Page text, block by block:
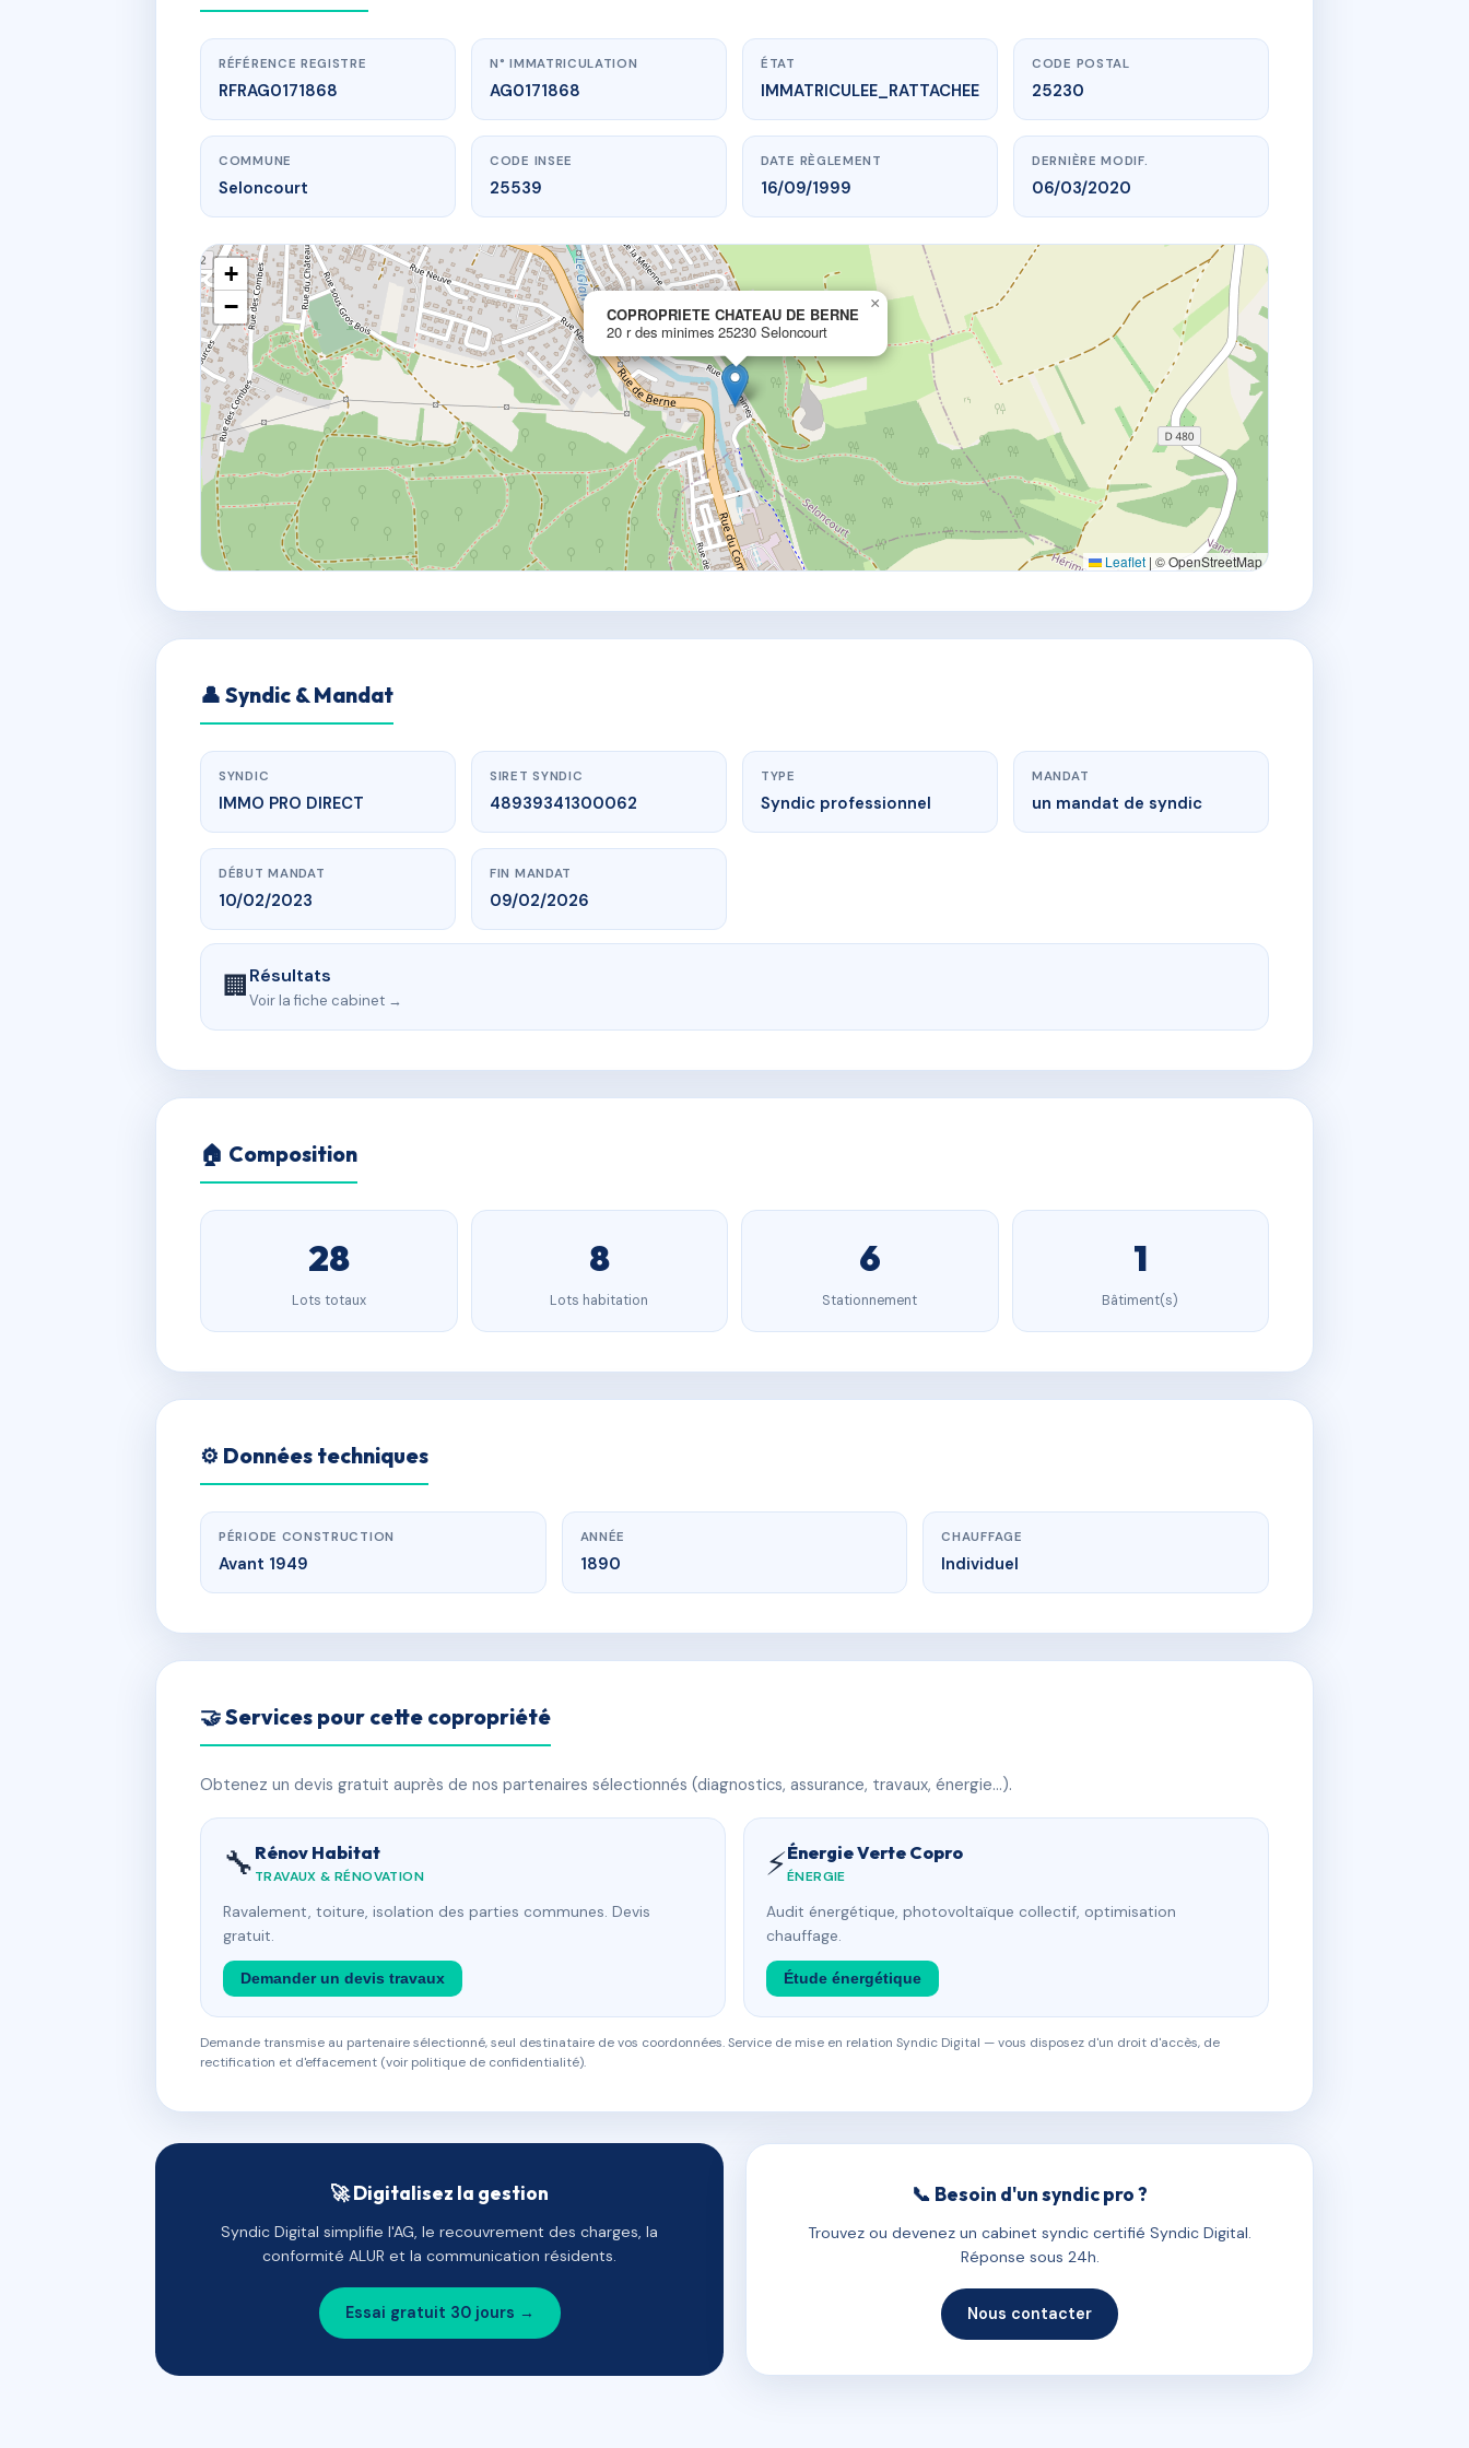
www.vme.plus/AG0171868
COPROPRIETE CHATEAU DE BERNE
20 r des minimes25230 Seloncourt
RÉFÉRENCE REGISTRE
RFRAG0171868
N° IMMATRICULATION
AG0171868
ÉTAT
IMMATRICULEE_RATTACHEE
CODE POSTAL
25230
COMMUNE
Seloncourt
CODE INSEE
25539
DATE RÈGLEMENT
16/09/1999
DERNIÈRE MODIF.
06/03/2020
COPROPRIETE CHATEAU DE BERNE
20 r des minimes 25230 Seloncourt
×
+
−
Leaflet | © OpenStreetMap
👤 Syndic & Mandat
SYNDIC
IMMO PRO DIRECT
SIRET SYNDIC
48939341300062
TYPE
Syndic professionnel
MANDAT
un mandat de syndic
DÉBUT MANDAT
10/02/2023
FIN MANDAT
09/02/2026
🏢Résultats
Voir la fiche cabinet →
🏠 Composition
28
Lots totaux
8
Lots habitation
6
Stationnement
1
Bâtiment(s)
⚙️ Données techniques
PÉRIODE CONSTRUCTION
Avant 1949
ANNÉE
1890
CHAUFFAGE
Individuel
🤝 Services pour cette copropriété
Obtenez un devis gratuit auprès de nos partenaires sélectionnés (diagnostics, assurance, travaux, énergie…).
🔧 Rénov Habitat
TRAVAUX & RÉNOVATION
Ravalement, toiture, isolation des parties communes. Devis
gratuit.
Demander un devis travaux
⚡Énergie Verte Copro
ÉNERGIE
Audit énergétique, photovoltaïque collectif, optimisation
chauffage.
Étude énergétique
Demande transmise au partenaire sélectionné, seul destinataire de vos coordonnées. Service de mise en relation Syndic Digital — vous disposez d'un droit d'accès, de
rectification et d'effacement (voir politique de confidentialité).
🚀 Digitalisez la gestion
Syndic Digital simplifie l'AG, le recouvrement des charges, la
conformité ALUR et la communication résidents.
Essai gratuit 30 jours →
📞 Besoin d'un syndic pro ?
Trouvez ou devenez un cabinet syndic certifié Syndic Digital.
Réponse sous 24h.
Nous contacter